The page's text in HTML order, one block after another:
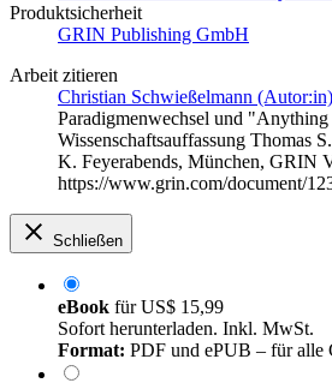
Produktsicherheit
GRIN Publishing GmbH
Arbeit zitieren
Christian Schwießelmann (Autor:in)
Paradigmenwechsel und
Wissenschaftsauffassung Thomas
K. Feyerabends, München, GRIN
https://www.grin.com/document/
Schließen
eBook fürUS$ 15,99
Sofort herunterladen. Inkl. MwSt.
Format: PDF und ePUB – für alle